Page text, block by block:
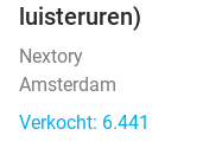
luisteruren)
Nextory
Amsterdam
Verkocht: 6.441